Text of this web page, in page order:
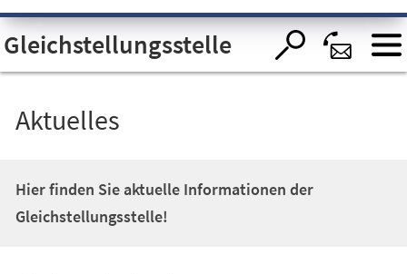
Visuelle
Assistenzsoftware
öffnen.
Gleichstellungsstelle
Aktuelles
Hier finden Sie aktuelle Informationen der
Gleichstellungsstelle!